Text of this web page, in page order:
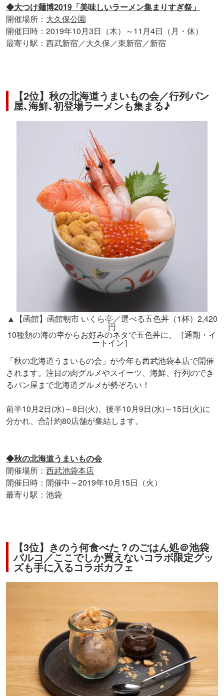
◆大つけ麺博2019「美味しいラーメン集まりすぎ祭」
開催場所： 大久保公園
開催日時：2019年10月3日（木）～11月4日（月・休）
最寄り駅：西武新宿／大久保／東新宿／新宿
【2位】秋の北海道うまいもの会／行列パン
屋､海鮮､初登場ラーメンも集まる♪
▲【函館】函館朝市 いくら亭／選べる五色丼（1杯）2,420
円
10種類の海の幸からお好みのネタで五色丼に。［通期・イ
ートイン］
「秋の北海道うまいもの会」が今年も西武池袋本店で開催
されます。注目の肉グルメやスイーツ、海鮮、行列のでき
るパン屋まで北海道グルメが勢ぞろい！
前半10月2日(水)～8日(火)、後半10月9日(水)～15日(火)に
分かれ、合計約80店舗が集結します。
◆秋の北海道うまいもの会
開催場所： 西武池袋本店
開催日時：開催中～2019年10月15日（火）
最寄り駅：池袋
【3位】きのう何食べた？のごはん処＠池袋
パルコ／ここでしか買えないコラボ限定グッ
ズも手に入るコラボカフェ